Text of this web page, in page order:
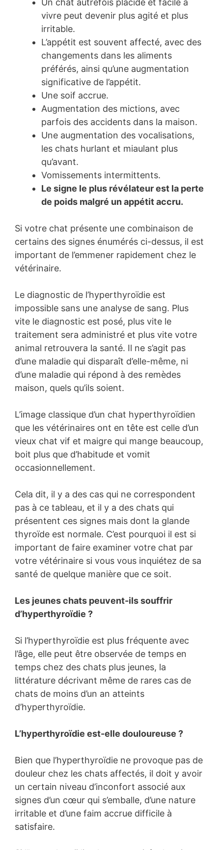
Un chat autrefois placide et facile à
vivre peut devenir plus agité et plus
irritable.
L’appétit est souvent affecté, avec des
changements dans les aliments
préférés, ainsi qu’une augmentation
significative de l’appétit.
Une soif accrue.
Augmentation des mictions, avec
parfois des accidents dans la maison.
Une augmentation des vocalisations,
les chats hurlant et miaulant plus
qu’avant.
Vomissements intermittents.
Le signe le plus révélateur est la perte
de poids malgré un appétit accru.
Si votre chat présente une combinaison de
certains des signes énumérés ci-dessus, il est
important de l’emmener rapidement chez le
vétérinaire.
Le diagnostic de l’hyperthyroïdie est
impossible sans une analyse de sang. Plus
vite le diagnostic est posé, plus vite le
traitement sera administré et plus vite votre
animal retrouvera la santé. Il ne s’agit pas
d’une maladie qui disparaît d’elle-même, ni
d’une maladie qui répond à des remèdes
maison, quels qu’ils soient.
L’image classique d’un chat hyperthyroïdien
que les vétérinaires ont en tête est celle d’un
vieux chat vif et maigre qui mange beaucoup,
boit plus que d’habitude et vomit
occasionnellement.
Cela dit, il y a des cas qui ne correspondent
pas à ce tableau, et il y a des chats qui
présentent ces signes mais dont la glande
thyroïde est normale. C’est pourquoi il est si
important de faire examiner votre chat par
votre vétérinaire si vous vous inquiétez de sa
santé de quelque manière que ce soit.
Les jeunes chats peuvent-ils souffrir
d’hyperthyroïdie ?
Si l’hyperthyroïdie est plus fréquente avec
l’âge, elle peut être observée de temps en
temps chez des chats plus jeunes, la
littérature décrivant même de rares cas de
chats de moins d’un an atteints
d’hyperthyroïdie.
L’hyperthyroïdie est-elle douloureuse ?
Bien que l’hyperthyroïdie ne provoque pas de
douleur chez les chats affectés, il doit y avoir
un certain niveau d’inconfort associé aux
signes d’un cœur qui s’emballe, d’une nature
irritable et d’une faim accrue difficile à
satisfaire.